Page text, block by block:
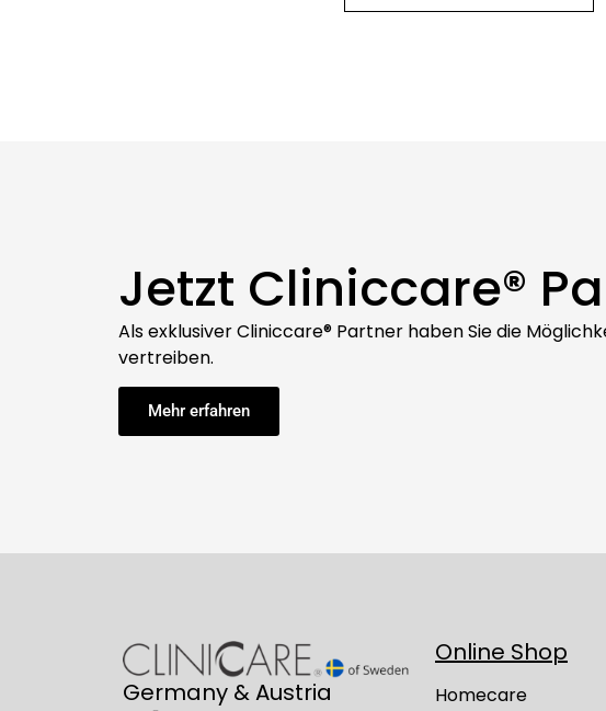
Jetzt Cliniccare®
Als exklusiver Cliniccare® Partner haben Sie die
vertreiben.
Mehr erfahren
Germany & Austria
Online Shop
Homecare